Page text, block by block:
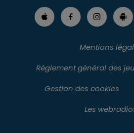
Mentions
Règlement général des
Gestion des cookies
Les